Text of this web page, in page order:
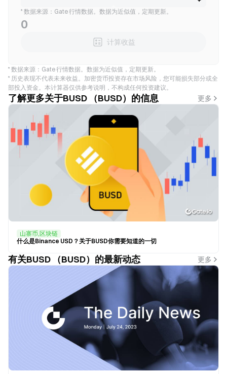
* 数据来源：Gate 行情数据。数据为近似值，定期更新。
0
计算收益
* 数据来源：Gate 行情数据。数据为近似值，定期更新。
* 历史表现不代表未来收益。加密货币投资存在市场风险，您可能损失部分或全
部投入资金。本计算器仅供参考说明，不构成任何投资建议。
了解更多关于BUSD （BUSD）的信息 更多
山寨币,区块链
什么是Binance USD？关于BUSD你需要知道的一切
有关BUSD （BUSD）的最新动态 更多